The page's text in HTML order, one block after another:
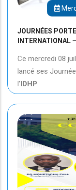
JOURNÉES
INTERNATIONAL
Ce mercredi 08
lancé ses
l'IDHP